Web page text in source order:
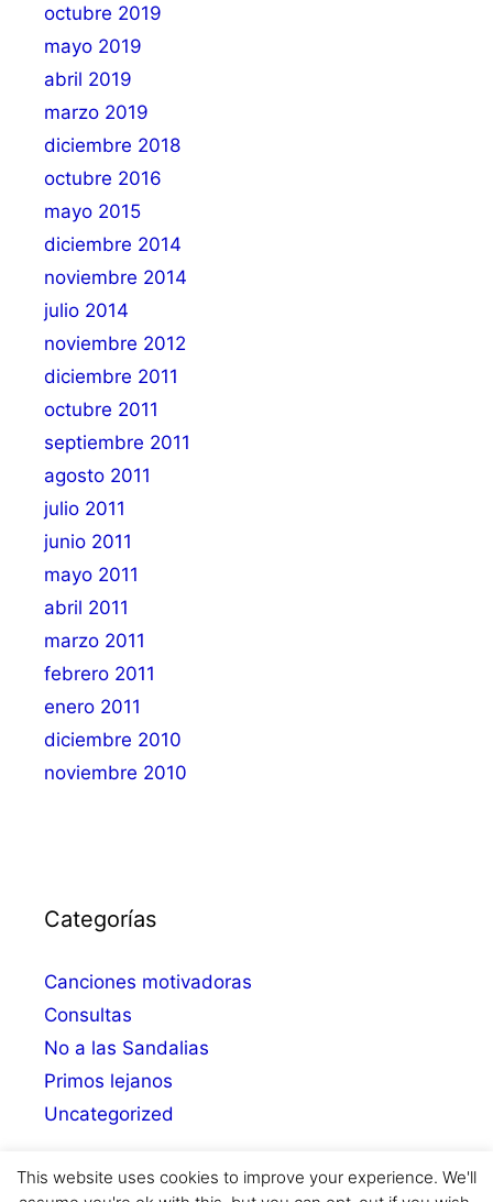
octubre 2019
mayo 2019
abril 2019
marzo 2019
diciembre 2018
octubre 2016
mayo 2015
diciembre 2014
noviembre 2014
julio 2014
noviembre 2012
diciembre 2011
octubre 2011
septiembre 2011
agosto 2011
julio 2011
junio 2011
mayo 2011
abril 2011
marzo 2011
febrero 2011
enero 2011
diciembre 2010
noviembre 2010
Categorías
Canciones motivadoras
Consultas
No a las Sandalias
Primos lejanos
Uncategorized
This website uses cookies to improve your experience. We'll